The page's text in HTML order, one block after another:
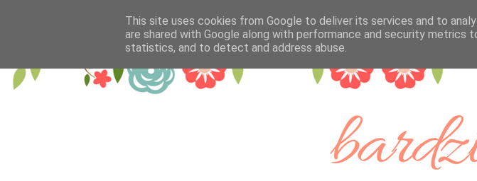
This site uses cookies from Google to deliver its services and to
are shared with Google along with performance and security metrics
statistics, and to detect and address abuse.